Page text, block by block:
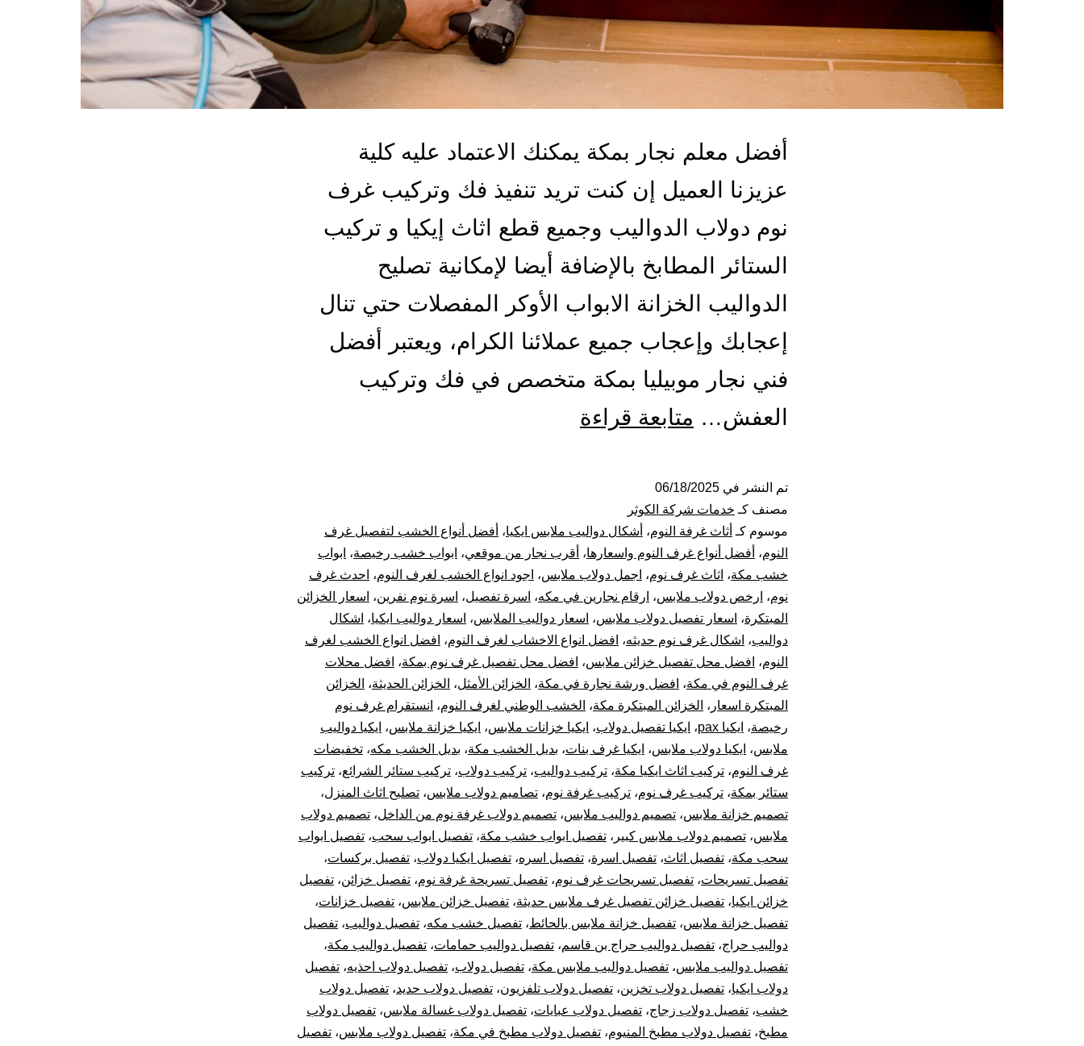
أفضل معلم نجار بمكة يمكنك الاعتماد عليه كلية
عزيزنا العميل إن كنت تريد تنفيذ فك وتركيب غرف
نوم دولاب الدواليب وجميع قطع اثاث إيكيا و تركيب
الستائر المطابخ بالإضافة أيضا لإمكانية تصليح
الدواليب الخزانة الابواب الأوكر المفصلات حتي تنال
إعجابك وإعجاب جميع عملائنا الكرام، ويعتبر أفضل
فني نجار موبيليا بمكة متخصص في فك وتركيب
العفش… متابعة قراءة
بمكة
فك
و
تركيب
غرف
نوم
دولاب
تركيب
الستائر
وتركيب
قطع
أثاث
أيكيا
تم النشر في 06/18/2025
مصنف كـ خدمات شركة الكوثر
موسوم كـ أثاث غرفة النوم، أشكال دواليب ملابس ايكيا، أفضل أنواع الخشب لتفصيل غرف
النوم، أفضل أنواع غرف النوم واسعارها، أقرب نجار من موقعي، ابواب خشب رخيصة، ابواب
خشب مكة، اثاث غرف نوم، اجمل دولاب ملابس، اجود انواع الخشب لغرف النوم، احدث غرف
نوم، ارخص دولاب ملابس، ارقام نجارين في مكه، اسرة تفصيل، اسرة نوم نفرين، اسعار الخزائن
المبتكرة، اسعار تفصيل دولاب ملابس، اسعار دواليب الملابس، اسعار دواليب ايكيا، اشكال
دواليب، اشكال غرف نوم حديثه، افضل انواع الاخشاب لغرف النوم، افضل انواع الخشب لغرف
النوم، افضل محل تفصيل خزائن ملابس، افضل محل تفصيل غرف نوم بمكة، افضل محلات
غرف النوم في مكة، افضل ورشة نجارة في مكة، الخزائن الأمثل، الخزائن الحديثة، الخزائن
المبتكرة اسعار ، الخزائن المبتكرة مكة، الخشب الوطني لغرف النوم، انستقرام غرف نوم
رخيصة، ايكيا pax ، ايكيا تفصيل دولاب، ايكيا خزانات ملابس، ايكيا خزانة ملابس، ايكيا دواليب
ملابس، ايكيا دولاب ملابس، ايكيا غرف بنات، بديل الخشب مكة، بديل الخشب مكه، تخفيضات
غرف النوم، تركيب اثاث ايكيا مكة، تركيب دواليب، تركيب دولاب، تركيب ستائر الشرائع، تركيب
ستائر بمكة، تركيب غرف نوم، تركيب غرفة نوم، تصاميم دولاب ملابس، تصليح اثاث المنزل،
تصميم خزانة ملابس، تصميم دواليب ملابس، تصميم دولاب غرفة نوم من الداخل، تصميم دولاب
ملابس، تصميم دولاب ملابس كبير ، تفصيل ابواب خشب مكة، تفصيل ابواب سحب، تفصيل ابواب
سحب مكة، تفصيل اثاث، تفصيل اسرة، تفصيل اسره، تفصيل ايكيا دولاب، تفصيل بركسات،
تفصيل تسريحات، تفصيل تسريحات غرف نوم، تفصيل تسريحة غرفة نوم، تفصيل خزائن، تفصيل
خزائن ايكيا، تفصيل خزائن تفصيل غرف ملابس حديثة، تفصيل خزائن ملابس، تفصيل خزانات،
تفصيل خزانة ملابس، تفصيل خزانة ملابس بالحائط، تفصيل خشب مكه، تفصيل دواليب، تفصيل
دواليب حراج، تفصيل دواليب حراج بن قاسم، تفصيل دواليب حمامات، تفصيل دواليب مكة،
تفصيل دواليب ملابس، تفصيل دواليب ملابس مكة، تفصيل دولاب، تفصيل دولاب احذيه، تفصيل
دولاب ايكيا، تفصيل دولاب تخزين، تفصيل دولاب تلفزيون، تفصيل دولاب حديد، تفصيل دولاب
خشب، تفصيل دولاب زجاج، تفصيل دولاب عبايات، تفصيل دولاب غسالة ملابس، تفصيل دولاب
مطبخ، تفصيل دولاب مطبخ المنيوم، تفصيل دولاب مطبخ في مكة، تفصيل دولاب ملابس، تفصيل